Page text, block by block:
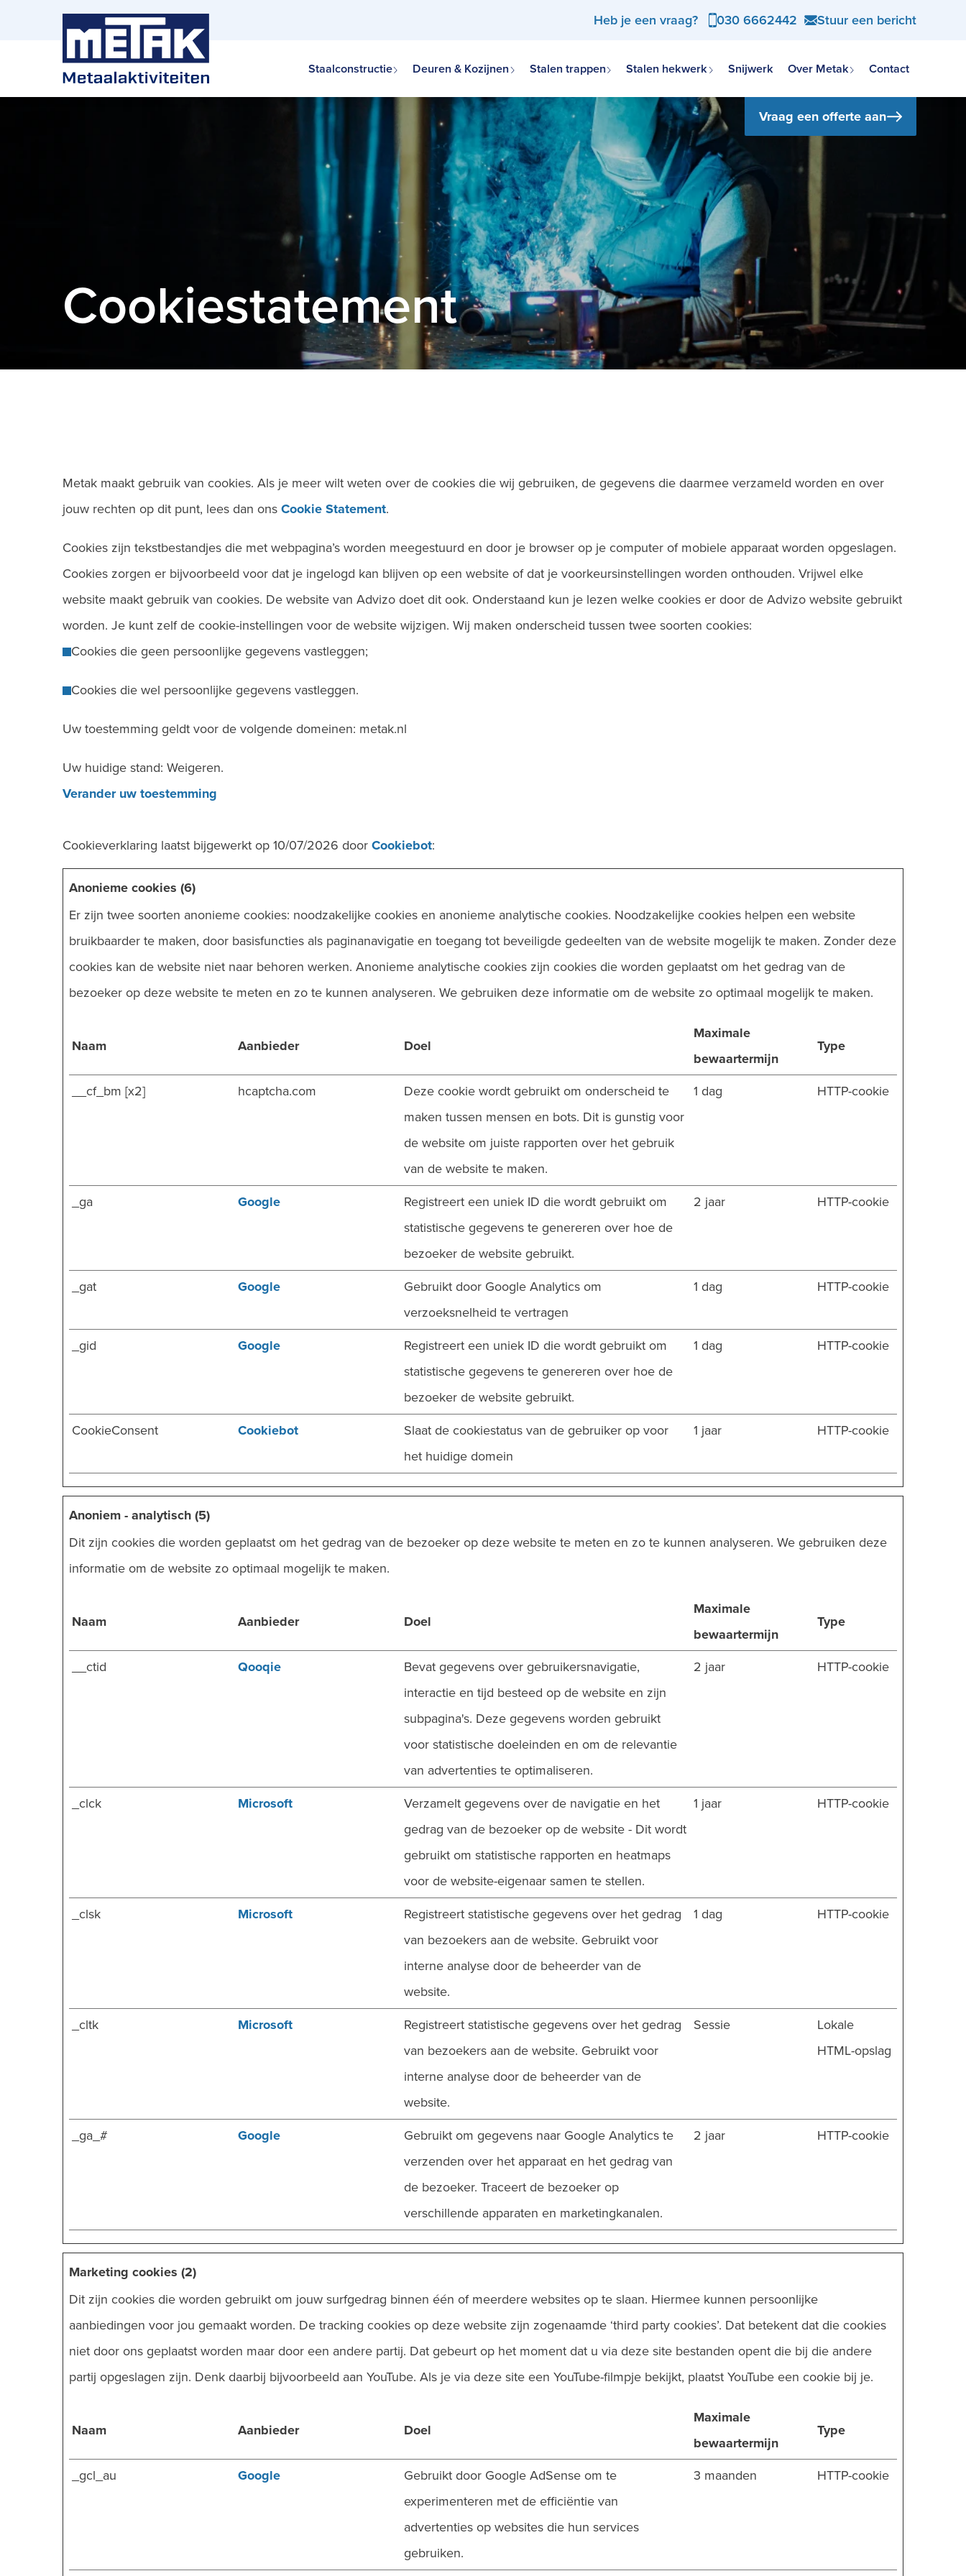
Heb je een vraag? 030 6662442 Stuur een bericht
Staalconstructie Deuren & Kozijnen Stalen trappen Stalen hekwerk Snijwerk Over Metak Contact
Vraag een offerte aan
Cookiestatement
Metak maakt gebruik van cookies. Als je meer wilt weten over de cookies die wij gebruiken, de gegevens die daarmee verzameld worden en over
jouw rechten op dit punt, lees dan onsCookie Statement.
Cookies zijn tekstbestandjes die met webpagina’s worden meegestuurd en door je browser op je computer of mobiele apparaat worden opgeslagen.
Cookies zorgen er bijvoorbeeld voor dat je ingelogd kan blijven op een website of dat je voorkeursinstellingen worden onthouden. Vrijwel elke
website maakt gebruik van cookies. De website van Advizo doet dit ook. Onderstaand kun je lezen welke cookies er door de Advizo website gebruikt
worden. Je kunt zelf de cookie-instellingen voor de website wijzigen. Wij maken onderscheid tussen twee soorten cookies:
Cookies die geen persoonlijke gegevens vastleggen;
Cookies die wel persoonlijke gegevens vastleggen.
Uw toestemming geldt voor de volgende domeinen: metak.nl
Uw huidige stand: Weigeren.
Verander uw toestemming
Cookieverklaring laatst bijgewerkt op 10/07/2026 doorCookiebot:
Anonieme cookies (6)
Er zijn twee soorten anonieme cookies: noodzakelijke cookies en anonieme analytische cookies. Noodzakelijke cookies helpen een website
bruikbaarder te maken, door basisfuncties als paginanavigatie en toegang tot beveiligde gedeelten van de website mogelijk te maken. Zonder deze
cookies kan de website niet naar behoren werken. Anonieme analytische cookies zijn cookies die worden geplaatst om het gedrag van de
bezoeker op deze website te meten en zo te kunnen analyseren. We gebruiken deze informatie om de website zo optimaal mogelijk te maken.
Naam Aanbieder Doel
Maximale
bewaartermijn
Type
__cf_bm [x2] hcaptcha.com
Deze cookie wordt gebruikt om onderscheid te
maken tussen mensen en bots. Dit is gunstig voor
de website om juiste rapporten over het gebruik
van de website te maken.
1 dag HTTP-cookie
_ga Google
Registreert een uniek ID die wordt gebruikt om
statistische gegevens te genereren over hoe de
bezoeker de website gebruikt.
2 jaar HTTP-cookie
_gat Google
Gebruikt door Google Analytics om
verzoeksnelheid te vertragen
1 dag HTTP-cookie
_gid Google
Registreert een uniek ID die wordt gebruikt om
statistische gegevens te genereren over hoe de
bezoeker de website gebruikt.
1 dag HTTP-cookie
CookieConsent Cookiebot
Slaat de cookiestatus van de gebruiker op voor
het huidige domein
1 jaar HTTP-cookie
Anoniem - analytisch (5)
Dit zijn cookies die worden geplaatst om het gedrag van de bezoeker op deze website te meten en zo te kunnen analyseren. We gebruiken deze
informatie om de website zo optimaal mogelijk te maken.
Naam Aanbieder Doel
Maximale
bewaartermijn
Type
__ctid Qooqie
Bevat gegevens over gebruikersnavigatie,
interactie en tijd besteed op de website en zijn
subpagina's. Deze gegevens worden gebruikt
voor statistische doeleinden en om de relevantie
van advertenties te optimaliseren.
2 jaar HTTP-cookie
_clck Microsoft
Verzamelt gegevens over de navigatie en het
gedrag van de bezoeker op de website - Dit wordt
gebruikt om statistische rapporten en heatmaps
voor de website-eigenaar samen te stellen.
1 jaar HTTP-cookie
_clsk Microsoft
Registreert statistische gegevens over het gedrag
van bezoekers aan de website. Gebruikt voor
interne analyse door de beheerder van de
website.
1 dag HTTP-cookie
_cltk Microsoft
Registreert statistische gegevens over het gedrag
van bezoekers aan de website. Gebruikt voor
interne analyse door de beheerder van de
website.
Sessie
Lokale
HTML-opslag
_ga_# Google
Gebruikt om gegevens naar Google Analytics te
verzenden over het apparaat en het gedrag van
de bezoeker. Traceert de bezoeker op
verschillende apparaten en marketingkanalen.
2 jaar HTTP-cookie
Marketing cookies (2)
Dit zijn cookies die worden gebruikt om jouw surfgedrag binnen één of meerdere websites op te slaan. Hiermee kunnen persoonlijke
aanbiedingen voor jou gemaakt worden. De tracking cookies op deze website zijn zogenaamde ‘third party cookies’. Dat betekent dat die cookies
niet door ons geplaatst worden maar door een andere partij. Dat gebeurt op het moment dat u via deze site bestanden opent die bij die andere
partij opgeslagen zijn. Denk daarbij bijvoorbeeld aan YouTube. Als je via deze site een YouTube-filmpje bekijkt, plaatst YouTube een cookie bij je.
Naam Aanbieder Doel
Maximale
bewaartermijn
Type
_gcl_au Google
Gebruikt door Google AdSense om te
experimenteren met de efficiëntie van
advertenties op websites die hun services
gebruiken.
3 maanden HTTP-cookie